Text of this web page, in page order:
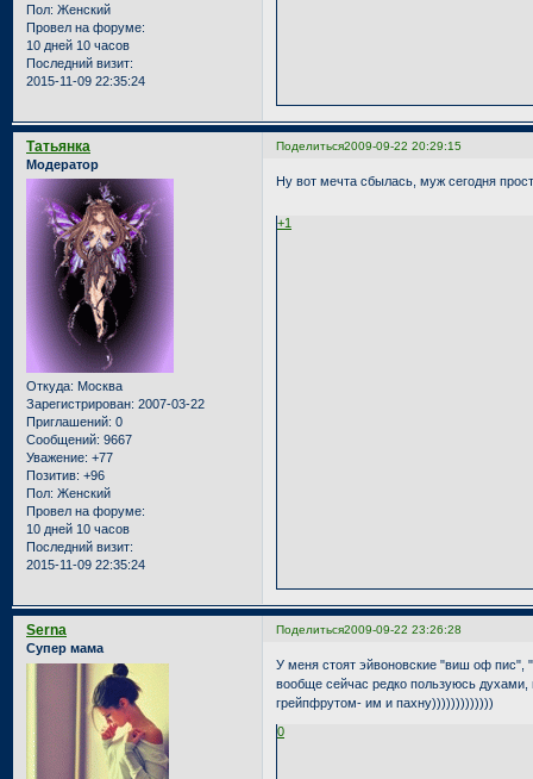
Пол: Женский
Провел на форуме:
10 дней 10 часов
Последний визит:
2015-11-09 22:35:24
Поделиться2009-09-22 20:29:15
Татьянка
Модератор
Откуда: Москва
Зарегистрирован: 2007-03-22
Приглашений: 0
Сообщений: 9667
Уважение: +77
Позитив: +96
Пол: Женский
Провел на форуме:
10 дней 10 часов
Последний визит:
2015-11-09 22:35:24
Ну вот мечта сбылась, муж сегодня
+1
Поделиться2009-09-22 23:26:28
Serna
Супер мама
У меня стоят эйвоновские "виш оф пис",
вообще сейчас редко пользуюсь
грейпфрутом- им и пахну)))))))))))))
0